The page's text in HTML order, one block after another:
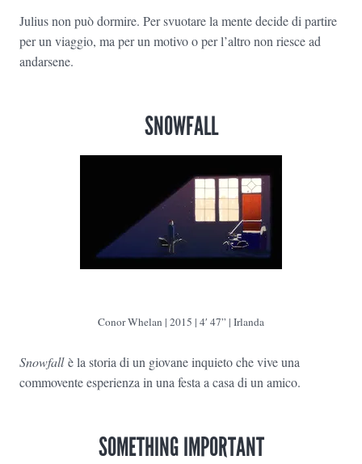
Julius non può dormire. Per svuotare la mente decide di partire
per un viaggio, ma per un motivo o per l’altro non riesce ad
andarsene.
SNOWFALL
Conor Whelan | 2015 | 4′ 47” | Irlanda
Snowfallè la storia di un giovane inquieto che vive una
commovente esperienza in una festa a casa di un amico.
SOMETHING IMPORTANT